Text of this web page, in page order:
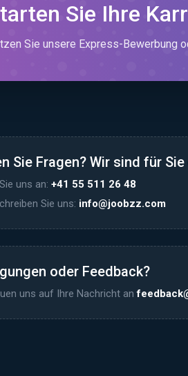
Sie Ihre
Sie unsere Express-Bewerbung
Sie Fragen? Wir sind für Sie
uns an: +41 55 511 26 48
Sie uns: info@joobzz.com
oder Feedback?
uns auf Ihre Nachricht an